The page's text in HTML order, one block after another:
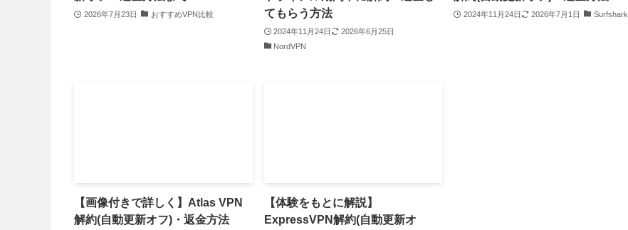
2026年7月23日 おすすめVPN比較
てもらう方法
2024年11月24日
2026年6月25日
NordVPN
2024年11月24日 2026年7月1日 Surfshark
【画像付きで詳しく】Atlas VPN
解約(自動更新オフ)・返金方法
【体験をもとに解説】
ExpressVPN解約(自動更新オ